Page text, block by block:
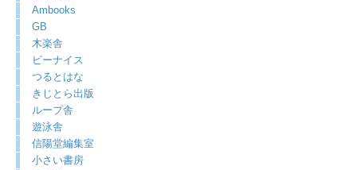
Ambooks
GB
木楽舎
ビーナイス
つるとはな
きじとら出版
ループ舎
遊泳舎
信陽堂編集室
小さい書房